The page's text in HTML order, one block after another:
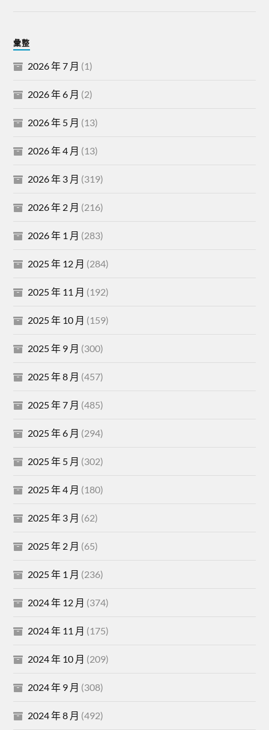
彙整
2026 年 7 月 (1)
2026 年 6 月 (2)
2026 年 5 月 (13)
2026 年 4 月 (13)
2026 年 3 月 (319)
2026 年 2 月 (216)
2026 年 1 月 (283)
2025 年 12 月 (284)
2025 年 11 月 (192)
2025 年 10 月 (159)
2025 年 9 月 (300)
2025 年 8 月 (457)
2025 年 7 月 (485)
2025 年 6 月 (294)
2025 年 5 月 (302)
2025 年 4 月 (180)
2025 年 3 月 (62)
2025 年 2 月 (65)
2025 年 1 月 (236)
2024 年 12 月 (374)
2024 年 11 月 (175)
2024 年 10 月 (209)
2024 年 9 月 (308)
2024 年 8 月 (492)